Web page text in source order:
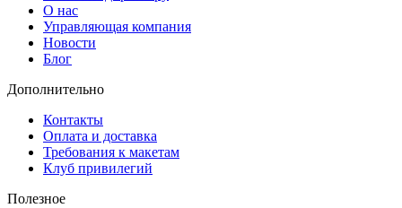
доставку в пункты выдачи
курьером), а такжесрочную курьерскую доставку в день
Создайте персонализированный квартальный фотокалендарь,
который будет радовать вас и ваших клиентов весь год. Печать с
Copy.ru — это профессиональный результат, выгодные условия и
удобный сервис.
О нас
Управляющая компания
Новости
Блог
Дополнительно
Контакты
Оплата и доставка
Требования к макетам
Клуб привилегий
Полезное